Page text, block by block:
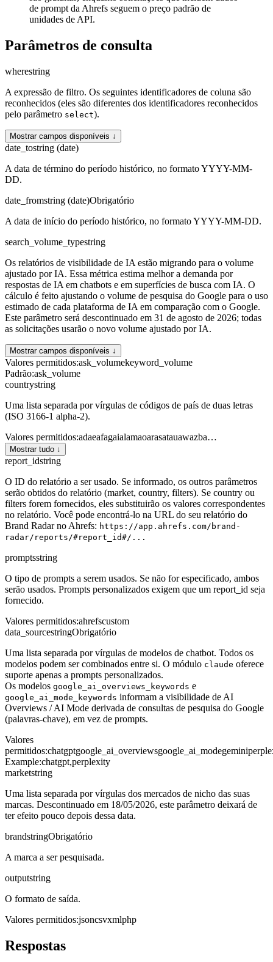
de prompt da Ahrefs seguem o preço padrão de
unidades de API.
Parâmetros de consulta
wherestring
A expressão de filtro. Os seguintes identificadores de coluna são
reconhecidos (eles são diferentes dos identificadores reconhecidos
pelo parâmetro select).
Mostrar campos disponíveis ↓
date_tostring (date)
A data de término do período histórico, no formato YYYY-MM-
DD.
date_fromstring (date)Obrigatório
A data de início do período histórico, no formato YYYY-MM-DD.
search_volume_typestring
Os relatórios de visibilidade de IA estão migrando para o volume
ajustado por IA. Essa métrica estima melhor a demanda por
respostas de IA em chatbots e em superfícies de busca com IA. O
cálculo é feito ajustando o volume de pesquisa do Google para o uso
estimado de cada plataforma de IA em comparação com o Google.
Este parâmetro será descontinuado em 31 de agosto de 2026; todas
as solicitações usarão o novo volume ajustado por IA.
Mostrar campos disponíveis ↓
Valores permitidos:ask_volumekeyword_volume
Padrão:ask_volume
countrystring
Uma lista separada por vírgulas de códigos de país de duas letras
(ISO 3166-1 alpha-2).
Valores permitidos:adaeafagaialamaoarasatauawazba…
Mostrar tudo ↓
report_idstring
O ID do relatório a ser usado. Se informado, os outros parâmetros
serão obtidos do relatório (market, country, filters). Se country ou
filters forem fornecidos, eles substituirão os valores correspondentes
no relatório. Você pode encontrá-lo na URL do seu relatório do
Brand Radar no Ahrefs: https://app.ahrefs.com/brand-
radar/reports/#report_id#/...
promptsstring
O tipo de prompts a serem usados. Se não for especificado, ambos
serão usados. Prompts personalizados exigem que um report_id seja
fornecido.
Valores permitidos:ahrefscustom
data_sourcestringObrigatório
Uma lista separada por vírgulas de modelos de chatbot. Todos os
modelos podem ser combinados entre si. O módulo claude oferece
suporte apenas a prompts personalizados.
Os modelos google_ai_overviews_keywords e
google_ai_mode_keywords informam a visibilidade de AI
Overviews / AI Mode derivada de consultas de pesquisa do Google
(palavras-chave), em vez de prompts.
Valores
permitidos:chatgptgoogle_ai_overviewsgoogle_ai_modegemini
Example:chatgpt,perplexity
marketstring
Uma lista separada por vírgulas dos mercados de nicho das suas
marcas. Descontinuado em 18/05/2026, este parâmetro deixará de
ter efeito pouco depois dessa data.
brandstringObrigatório
A marca a ser pesquisada.
outputstring
O formato de saída.
Valores permitidos:jsoncsvxmlphp
Respostas